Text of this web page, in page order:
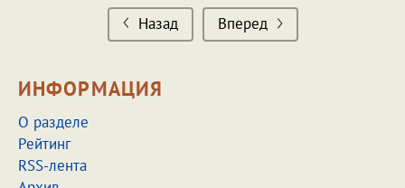
Назад Вперед
ИНФОРМАЦИЯ
О разделе
Рейтинг
RSS-лента